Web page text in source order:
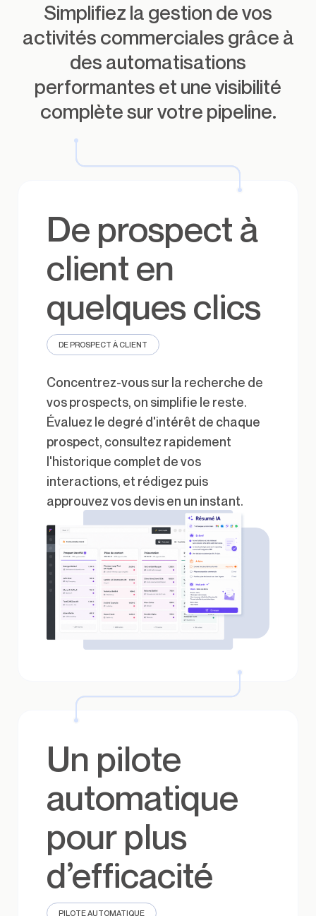
Simplifiez la gestion de vos
activités commerciales grâce à
des automatisations
performantes et une visibilité
complète sur votre pipeline.
De prospect à
client en
quelques clics
DE PROSPECT À CLIENT
Concentrez-vous sur la recherche de
vos prospects, on simplifie le reste.
Évaluez le degré d'intérêt de chaque
prospect, consultez rapidement
l'historique complet de vos
interactions, et rédigez puis
approuvez vos devis en un instant.
Un pilote
automatique
pour plus
d’efficacité
PILOTE AUTOMATIQUE